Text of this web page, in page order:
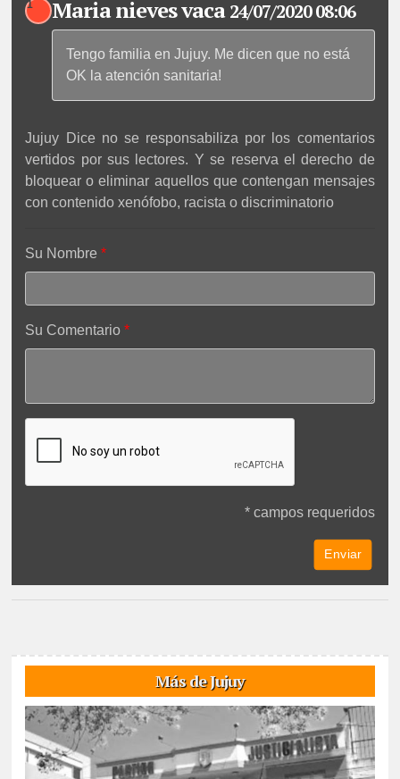
1 Maria nieves vaca 24/07/2020 08:06
Tengo familia en Jujuy. Me dicen que no está
OK la atención sanitaria!
Jujuy Dice no se responsabiliza por los comentarios
vertidos por sus lectores. Y se reserva el derecho de
bloquear o eliminar aquellos que contengan mensajes
con contenido xenófobo, racista o discriminatorio
Su Nombre
Su Comentario
* campos requeridos
Más de Jujuy